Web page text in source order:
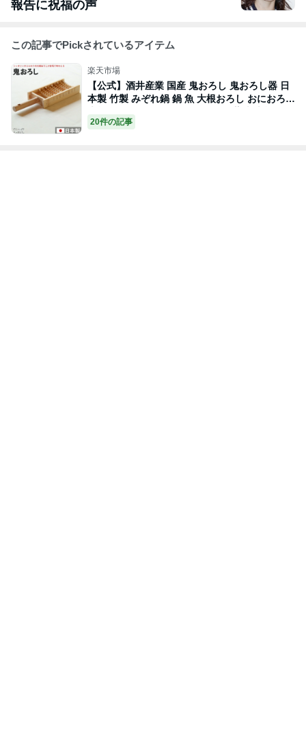
報告に祝福の声
この記事でPickされているアイテム
楽天市場
【公式】酒井産業 国産 鬼おろし 鬼おろし器 日
本製 竹製 みぞれ鍋 鍋 魚 大根おろし おにおろし
し すりおろし 鬼おろしカッター
20件の記事